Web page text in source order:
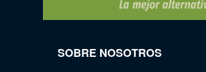
SOBRE NOSOTROS